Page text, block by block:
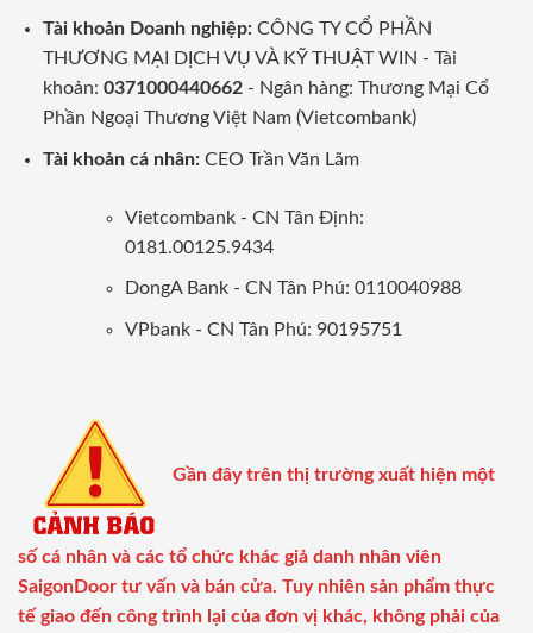
Tài khoản Doanh nghiệp:CÔNG TY CỔ PHẦN
THƯƠNG MẠI DỊCH VỤ VÀ KỸ THUẬT WIN - Tài
khoản: 0371000440662- Ngân hàng: Thương Mại Cổ
Phần Ngoại Thương Việt Nam (Vietcombank)
Tài khoản cá nhân: CEO Trần Văn Lãm
Vietcombank - CN Tân Định:
0181.00125.9434
DongA Bank - CN Tân Phú: 0110040988
VPbank - CN Tân Phú: 90195751
Gần đây trên thị trường xuất hiện một
số cá nhân và các tổ chức khác giả danh nhân viên
SaigonDoor tư vấn và bán cửa. Tuy nhiên sản phẩm thực
tế giao đến công trình lại của đơn vị khác, không phải của